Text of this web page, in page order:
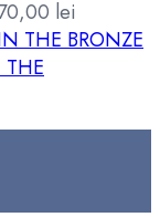
lei
THE BRONZE
THE